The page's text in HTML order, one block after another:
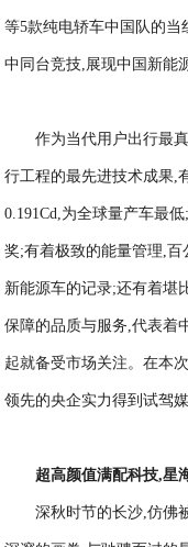
等5款纯电轿车中国队的
中同台竞技,展现中国新能
作为当代用户出行最
行工程的最先进技术成果,
0.191Cd,为全球量产车最
奖;有着极致的能量管理,百
新能源车的记录;还有着堪
保障的品质与服务,代表着
起就备受市场关注。在本
领先的央企实力得到试驾
超高颜值满配科技,星
深秋时节的长沙,仿佛